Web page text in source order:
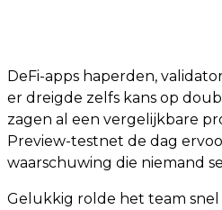
DeFi-apps haperden,
er dreigde zelfs kans op
zagen al een vergelijkbare
Preview-testnet de dag
waarschuwing die niemand
Gelukkig rolde het team